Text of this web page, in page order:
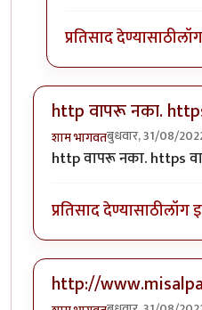
प्रतिसाद देण्यासाठी
http वापरू नका.
शाम भागवतबुधवार, 31/08/
http वापरू नका. https
प्रतिसाद देण्यासाठीलॉग
http://